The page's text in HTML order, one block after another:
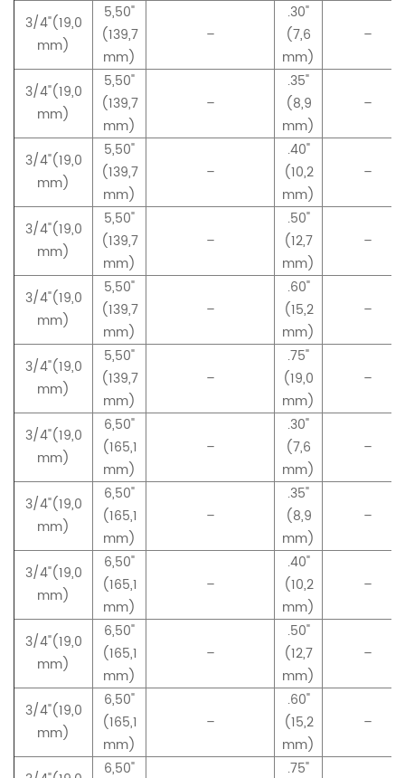
3/4"(19,0
mm)
5,50"
(139,7
mm)
–
.30"
(7,6
mm)
–
3/4"(19,0
mm)
5,50"
(139,7
mm)
–
.35"
(8,9
mm)
–
3/4"(19,0
mm)
5,50"
(139,7
mm)
–
.40"
(10,2
mm)
–
3/4"(19,0
mm)
5,50"
(139,7
mm)
–
.50"
(12,7
mm)
–
3/4"(19,0
mm)
5,50"
(139,7
mm)
–
.60"
(15,2
mm)
–
3/4"(19,0
mm)
5,50"
(139,7
mm)
–
.75"
(19,0
mm)
–
3/4"(19,0
mm)
6,50"
(165,1
mm)
–
.30"
(7,6
mm)
–
3/4"(19,0
mm)
6,50"
(165,1
mm)
–
.35"
(8,9
mm)
–
3/4"(19,0
mm)
6,50"
(165,1
mm)
–
.40"
(10,2
mm)
–
3/4"(19,0
mm)
6,50"
(165,1
mm)
–
.50"
(12,7
mm)
–
3/4"(19,0
mm)
6,50"
(165,1
mm)
–
.60"
(15,2
mm)
–
6,50" .75"